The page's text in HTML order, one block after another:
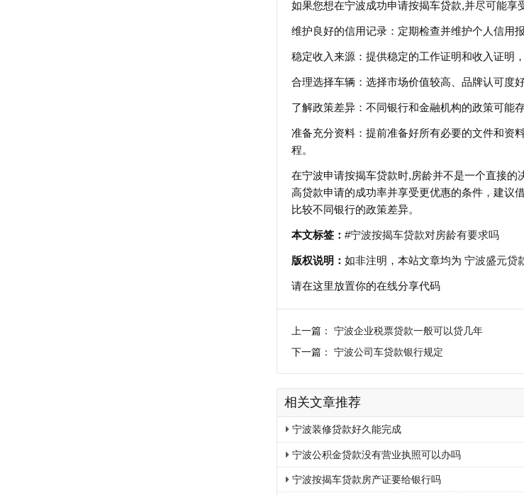
如果您想在宁波成功申请按揭车贷款,并尽可能享
维护良好的信用记录：定期检查并维护个人信用
稳定收入来源：提供稳定的工作证明和收入证明
合理选择车辆：选择市场价值较高、品牌认可度
了解政策差异：不同银行和金融机构的政策可能
准备充分资料：提前准备好所有必要的文件和资
程。
在宁波申请按揭车贷款时,房龄并不是一个直接
高贷款申请的成功率并享受更优惠的条件，建议
比较不同银行的政策差异。
本文标签： #宁波按揭车贷款对房龄有要求吗
版权说明： 如非注明，本站文章均为 宁波盛元贷
请在这里放置你的在线分享代码
上一篇： 宁波企业税票贷款一般可以贷几年
下一篇： 宁波公司车贷款银行规定
相关文章推荐
宁波装修贷款好久能完成
宁波公积金贷款没有营业执照可以办吗
宁波按揭车贷款房产证要给银行吗